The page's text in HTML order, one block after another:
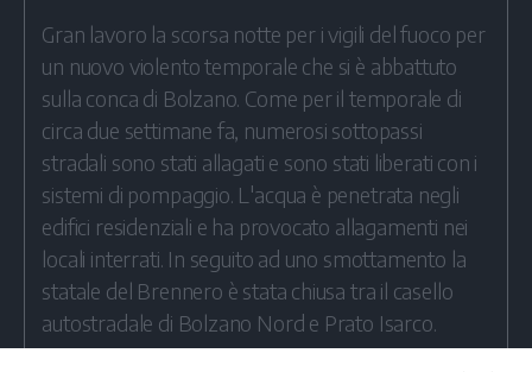
Gran lavoro la scorsa notte per i vigili del fuoco per
un nuovo violento temporale che si è abbattuto
sulla conca di Bolzano. Come per il temporale di
circa due settimane fa, numerosi sottopassi
stradali sono stati allagati e sono stati liberati con i
sistemi di pompaggio. L'acqua è penetrata negli
edifici residenziali e ha provocato allagamenti nei
locali interrati. In seguito ad uno smottamento la
statale del Brennero è stata chiusa tra il casello
autostradale di Bolzano Nord e Prato Isarco.